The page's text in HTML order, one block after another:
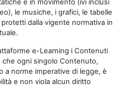
e in movimento (ivi inclusi
le musiche, i grafici, le tabelle
dalla vigente normativa in
e-Learning i Contenuti
ogni singolo Contenuto,
a norme imperative di legge, è
e non viola alcun diritto